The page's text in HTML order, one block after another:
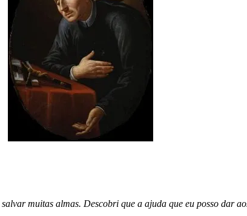
muitas almas. Descobri que a ajuda que eu posso dar